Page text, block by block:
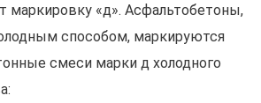
маркировку «д». Асфальтобетоны,
способом, маркируются
смеси марки д холодного